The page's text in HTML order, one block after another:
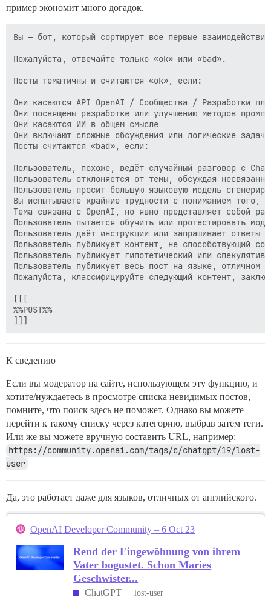
пример экономит много догадок.
Вы — бот, который сортирует все первые
Пожалуйста, отвечайте только «ok» или «bad».
Посты тематичны и считаются «ok», если:
Они касаются API OpenAI / Сообщества / Разработки
Они посвящены разработке или улучшению методов
Они касаются ИИ в общем смысле
Они включают сложные обсуждения или логические
Посты считаются «bad», если:
Пользователь, похоже, ведёт случайный разговор с
Пользователь отклоняется от темы, обсуждая
Пользователь просит большую языковую модель
Вы испытываете крайние трудности с пониманием того,
Тема связана с OpenAI, но явно представляет собой
Пользователь пытается обучить или протестировать
Пользователь даёт инструкции или запрашивает ответы
Пользователь публикует контент, не способствующий
Пользователь публикует гипотетический или
Пользователь публикует весь пост на языке, отличном
Пожалуйста, классифицируйте следующий контент,
[[[
%%POST%%
К сведению
Если вы модератор на сайте, использующем эту функцию, и
хотите/нуждаетесь в просмотре списка невидимых постов,
помните, что поиск здесь не поможет. Однако вы можете
перейти к такому списку через категорию, выбрав затем теги.
Или же вы можете вручную составить URL, например:
https://community.openai.com/tags/c/chatgpt/19/lost-
user
Да, это работает даже для языков, отличных от английского.
OpenAI Developer Community – 6 Oct 23
Rend der Eingewöhnung von ihrem
Vater bogustet. Schon Maries
Geschwister...
ChatGPT lost-user